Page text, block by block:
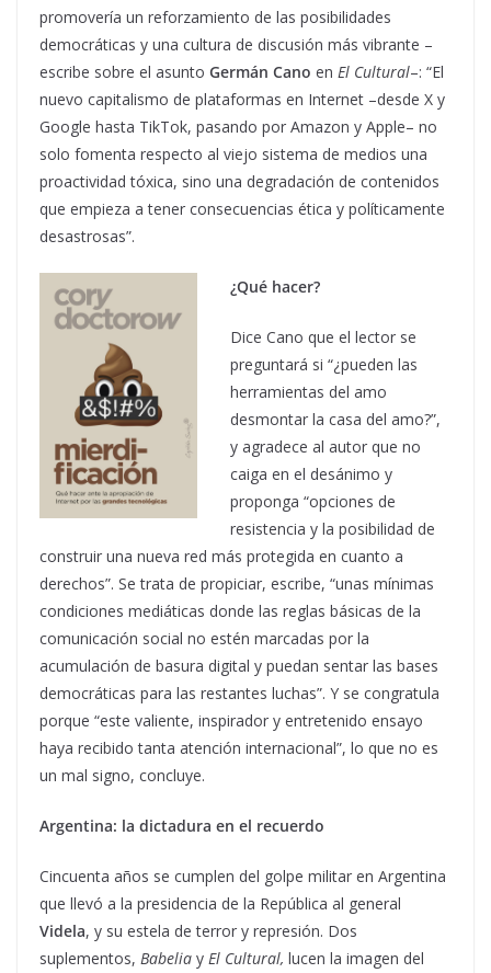
promovería un reforzamiento de las posibilidades
democráticas y una cultura de discusión más vibrante –
escribe sobre el asunto Germán Cano en El Cultural–: “El
nuevo capitalismo de plataformas en Internet –desde X y
Google hasta TikTok, pasando por Amazon y Apple– no
solo fomenta respecto al viejo sistema de medios una
proactividad tóxica, sino una degradación de contenidos
que empieza a tener consecuencias ética y políticamente
desastrosas”.
¿Qué hacer?
Dice Cano que el lector se
preguntará si “¿pueden las
herramientas del amo
desmontar la casa del amo?”,
y agradece al autor que no
caiga en el desánimo y
proponga “opciones de
resistencia y la posibilidad de
construir una nueva red más protegida en cuanto a
derechos”. Se trata de propiciar, escribe, “unas mínimas
condiciones mediáticas donde las reglas básicas de la
comunicación social no estén marcadas por la
acumulación de basura digital y puedan sentar las bases
democráticas para las restantes luchas”. Y se congratula
porque “este valiente, inspirador y entretenido ensayo
haya recibido tanta atención internacional”, lo que no es
un mal signo, concluye.
Argentina: la dictadura en el recuerdo
Cincuenta años se cumplen del golpe militar en Argentina
que llevó a la presidencia de la República al general
Videla, y su estela de terror y represión. Dos
suplementos, Babelia y El Cultural, lucen la imagen del